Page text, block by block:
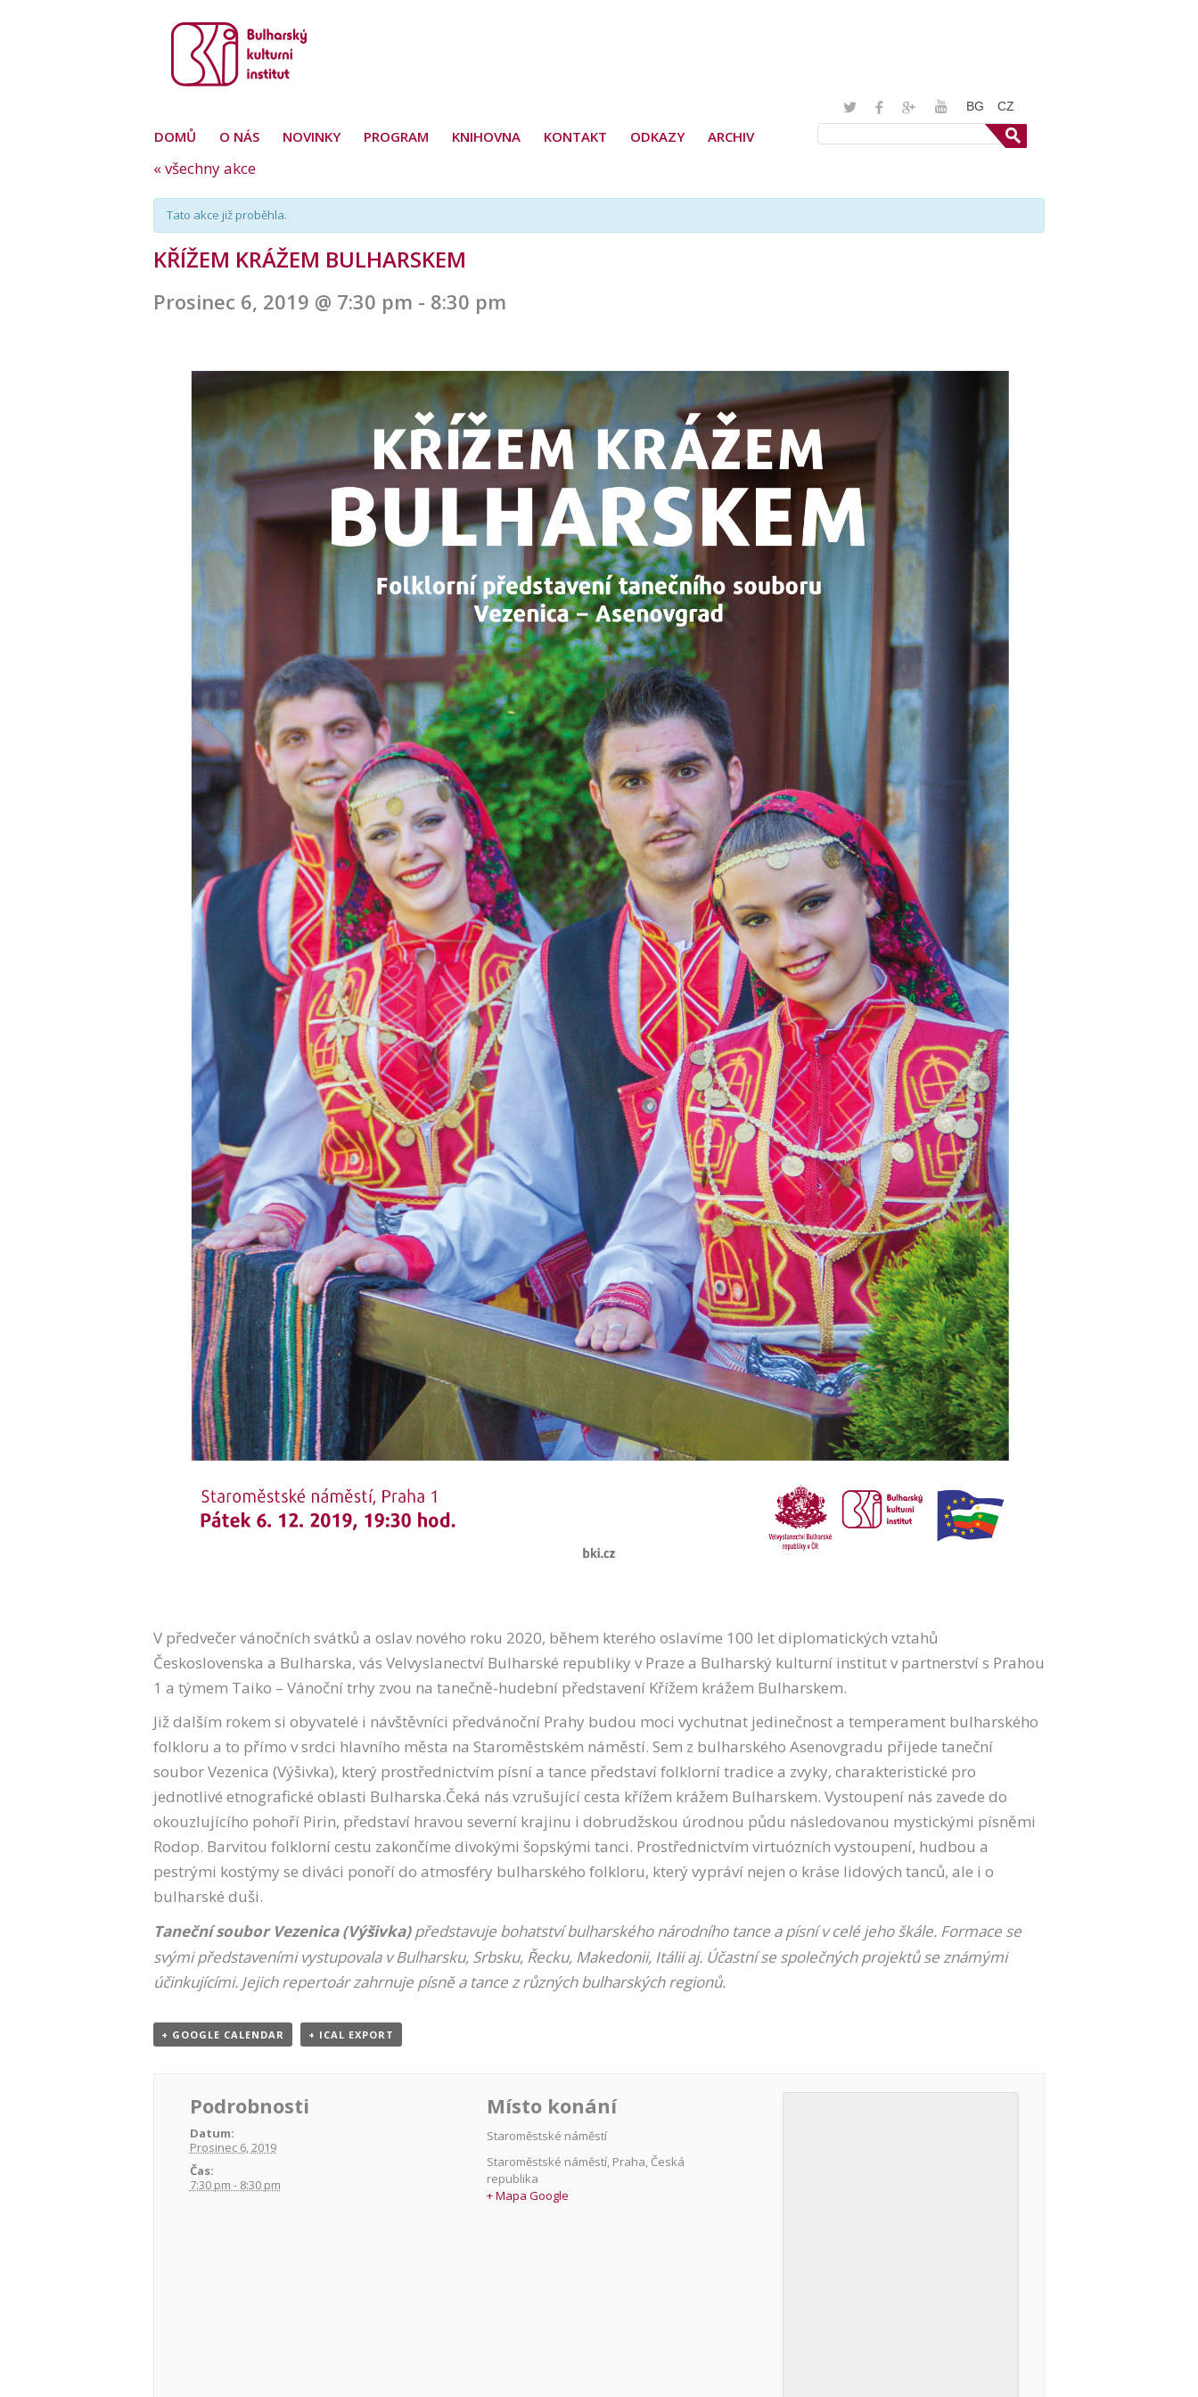
BG CZ
DOMŮ O NÁS NOVINKY PROGRAM KNIHOVNA KONTAKT ODKAZY ARCHIV
« všechny akce
Tato akce již proběhla.
KŘÍŽEM KRÁŽEM BULHARSKEM
Prosinec 6, 2019 @ 7:30 pm - 8:30 pm
V předvečer vánočních svátků a oslav nového roku 2020, během kterého oslavíme 100 let diplomatických vztahů
Československa a Bulharska, vás Velvyslanectví Bulharské republiky v Praze a Bulharský kulturní institut v partnerství s Prahou
1 a týmem Taiko – Vánoční trhy zvou na tanečně-hudební představení Křížem krážem Bulharskem.
Již dalším rokem si obyvatelé i návštěvníci předvánoční Prahy budou moci vychutnat jedinečnost a temperament bulharského
folkloru a to přímo v srdci hlavního města na Staroměstském náměstí. Sem z bulharského Asenovgradu přijede taneční
soubor Vezenica (Výšivka), který prostřednictvím písní a tance představí folklorní tradice a zvyky, charakteristické pro
jednotlivé etnografické oblasti Bulharska.Čeká nás vzrušující cesta křížem krážem Bulharskem. Vystoupení nás zavede do
okouzlujícího pohoří Pirin, představí hravou severní krajinu i dobrudžskou úrodnou půdu následovanou mystickými písněmi
Rodop. Barvitou folklorní cestu zakončíme divokými šopskými tanci. Prostřednictvím virtuózních vystoupení, hudbou a
pestrými kostýmy se diváci ponoří do atmosféry bulharského folkloru, který vypráví nejen o kráse lidových tanců, ale i o
bulharské duši.
Taneční soubor Vezenica (Výšivka)představuje bohatství bulharského národního tance a písní v celé jeho škále. Formace se
svými představeními vystupovala v Bulharsku, Srbsku, Řecku, Makedonii, Itálii aj. Účastní se společných projektů se známými
účinkujícími. Jejich repertoár zahrnuje písně a tance z různých bulharských regionů.
+ GOOGLE CALENDAR + ICAL EXPORT
Podrobnosti
Datum:
Prosinec 6, 2019
Čas:
7:30 pm - 8:30 pm
Místo konání
Staroměstské náměstí
Staroměstské náměstí, Praha, Česká
republika
+ Mapa Google